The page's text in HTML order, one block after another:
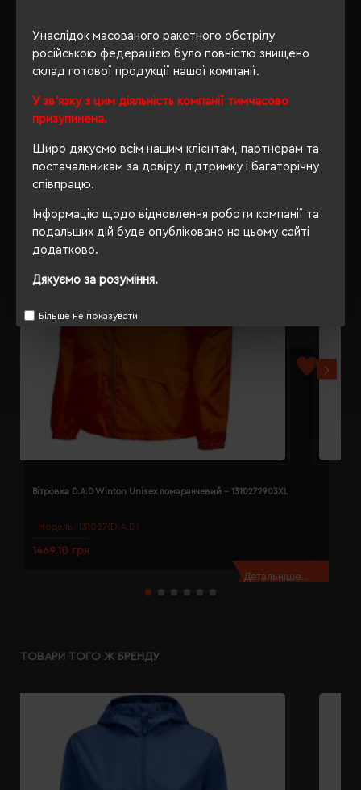
Унаслідок масованого ракетного обстрілу
російською федерацією було повністю знищено
склад готової продукції нашої компанії.
У зв'язку з цим діяльність компанії тимчасово
призупинена.
Щиро дякуємо всім нашим клієнтам, партнерам та
постачальникам за довіру, підтримку і багаторічну
співпрацю.
Інформацію щодо відновлення роботи компанії та
подальших дій буде опубліковано на цьому сайті
додатково.
Дякуємо за розуміння.
Більше не показувати.
ВІДГУКИ
Модель: 131027(D.A.D)
Вітровка D.A.D Winton Unisex помаранчевий - 1310272903XL
1469.10 грн
Детальніше...
ТОВАРИ ТОГО Ж БРЕНДУ